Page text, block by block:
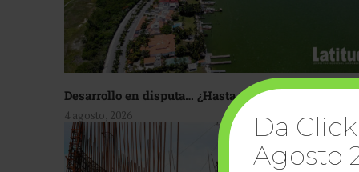
Desarrollo en disputa… ¿Hasta dónde crecer?
4 agosto, 2026
Da
Agosto